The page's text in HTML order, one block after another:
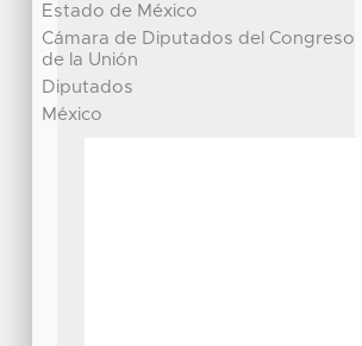
Estado de México
Cámara de Diputados del Congreso
de la Unión
Diputados
México